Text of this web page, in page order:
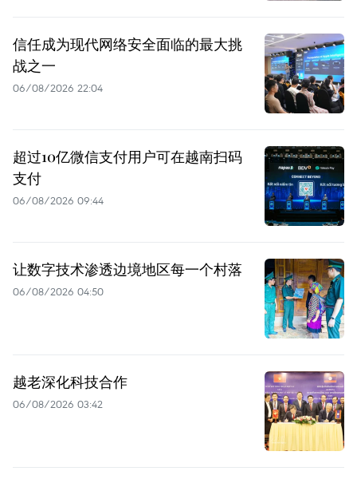
信任成为现代网络安全面临的最大挑
战之一
06/08/2026 22:04
超过10亿微信支付用户可在越南扫码
支付
06/08/2026 09:44
让数字技术渗透边境地区每一个村落
06/08/2026 04:50
越老深化科技合作
06/08/2026 03:42